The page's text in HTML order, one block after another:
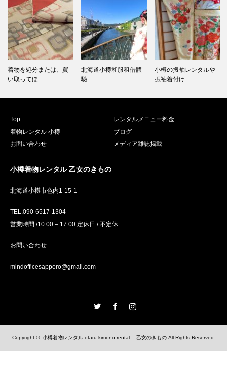
着物を処分または、買
い取ってほ…
北海道小樽和服租借體
驗
小樽の振袖レンタルや
振袖着付け…
Top
レンタルメニュー料金
着物レンタル 小樽
ブログ
お問い合わせ
メディア雑誌掲載
小樽着物レンタル 乙女のきもの
北海道小樽市色内1-15-1
TEL.090-6517-1304
営業時間 /10:00 – 17:00 定休日 / 不定休
お問い合わせ
mindofficesapporo@gmail.com
Instagram
Copyright © 小樽着物レンタル otaru kimono rental 乙女のきものAll Rights Reserved.